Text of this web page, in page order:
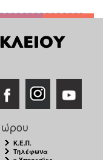
Κ.Ε.Π.
Τηλέφωνα